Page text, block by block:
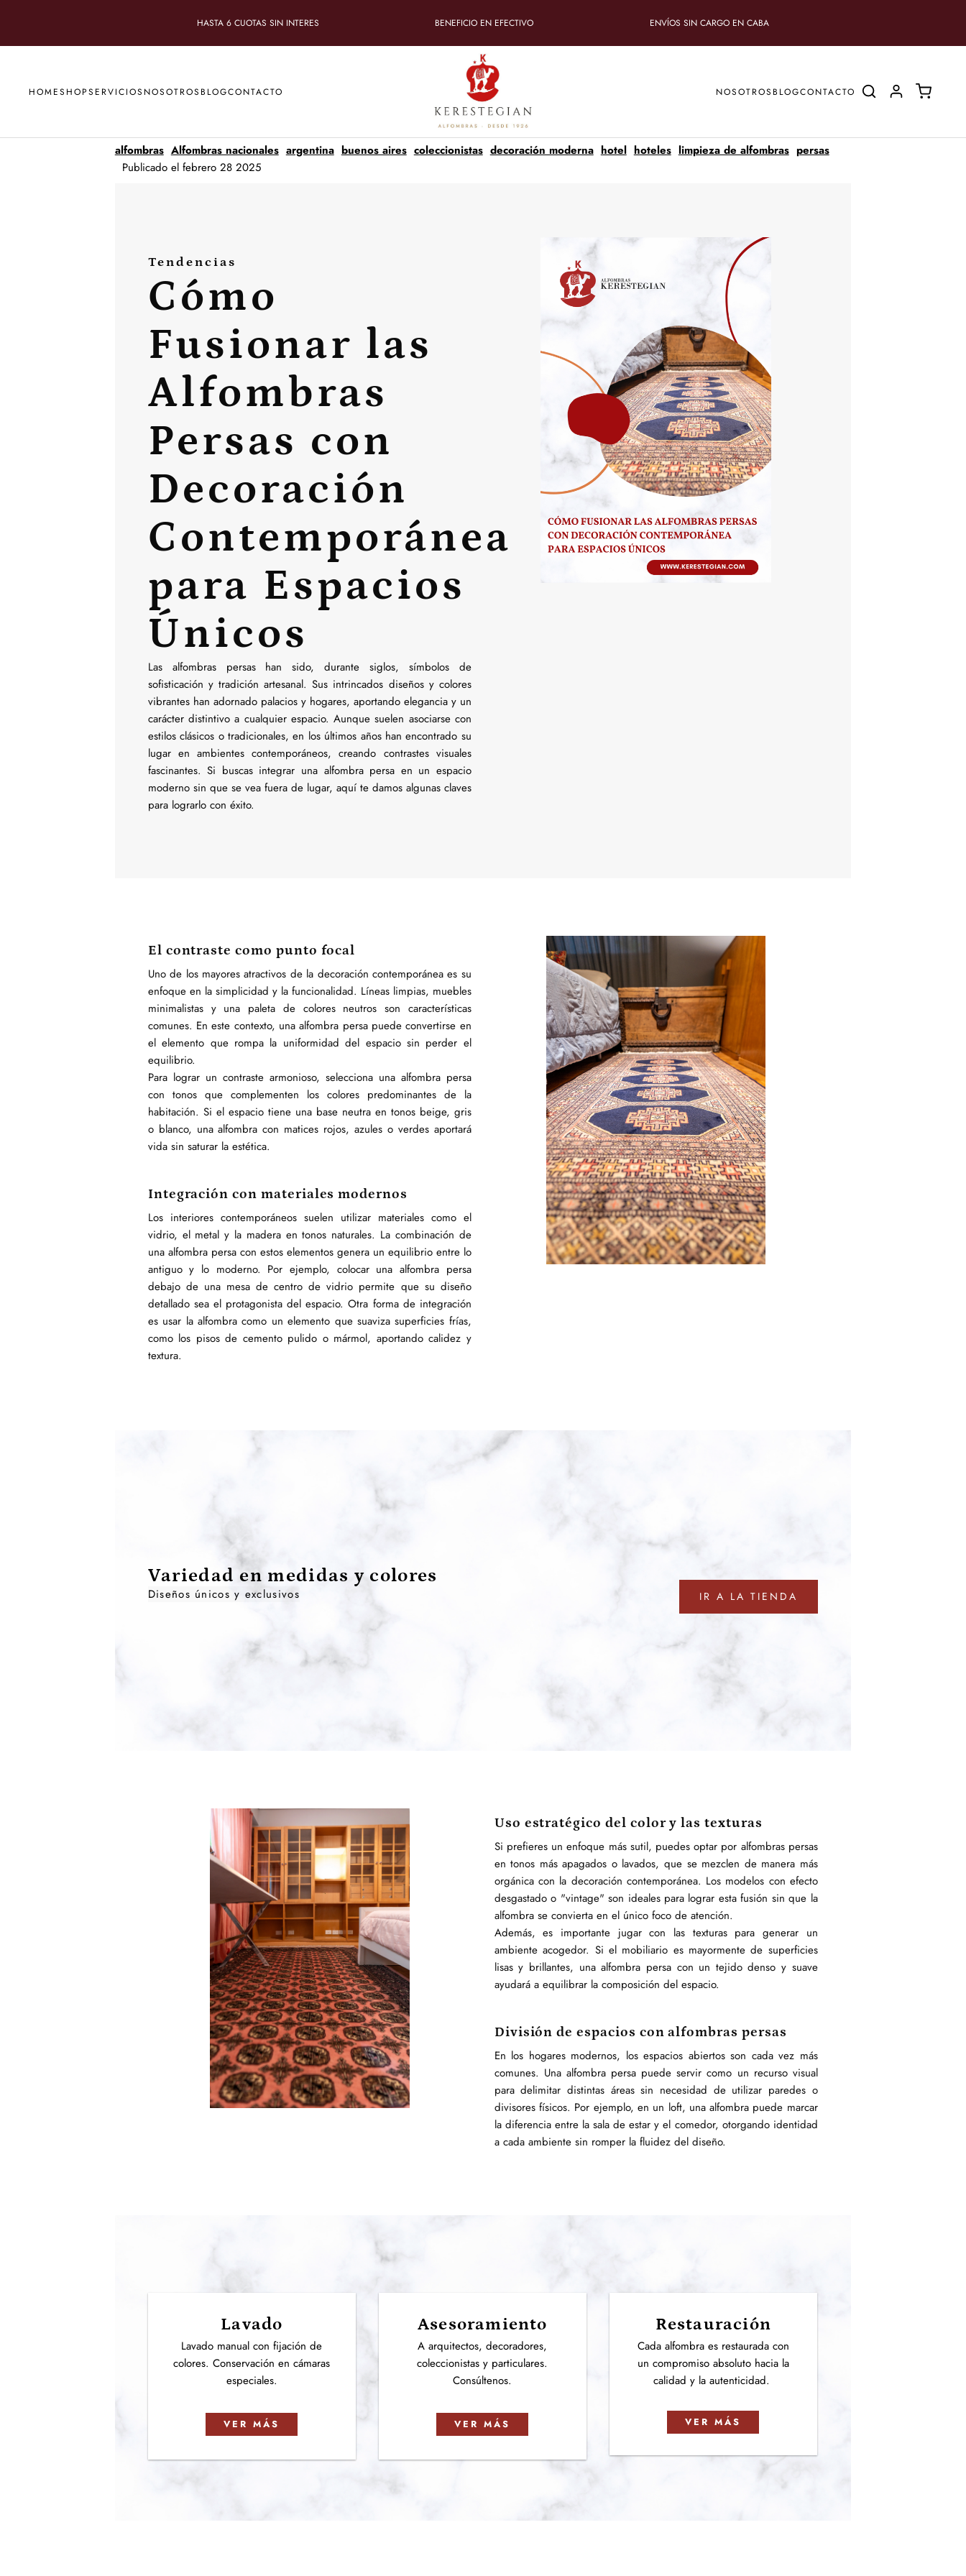
HASTA 6 CUOTAS SIN INTERES BENEFICIO EN EFECTIVO ENVÍOS SIN CARGO EN CABA
HOMESHOPSERVICIOS NOSOTROS BLOGCONTACTO NOSOTROS BLOGCONTACTO
alfombras Alfombras nacionales argentina buenos aires coleccionistas decoración moderna hotel hoteles limpieza de alfombras persas
Publicado el febrero 28 2025
Tendencias
Cómo
Fusionar las
Alfombras
Persas con
Decoración
Contemporánea
para Espacios
Únicos
Las alfombras persas han sido, durante siglos, símbolos de
sofisticación y tradición artesanal. Sus intrincados diseños y colores
vibrantes han adornado palacios y hogares, aportando elegancia y un
carácter distintivo a cualquier espacio. Aunque suelen asociarse con
estilos clásicos o tradicionales, en los últimos años han encontrado su
lugar en ambientes contemporáneos, creando contrastes visuales
fascinantes. Si buscas integrar una alfombra persa en un espacio
moderno sin que se vea fuera de lugar, aquí te damos algunas claves
para lograrlo con éxito.
El contraste como punto focal
Uno de los mayores atractivos de la decoración contemporánea es su
enfoque en la simplicidad y la funcionalidad. Líneas limpias, muebles
minimalistas y una paleta de colores neutros son características
comunes. En este contexto, una alfombra persa puede convertirse en
el elemento que rompa la uniformidad del espacio sin perder el
equilibrio.
Para lograr un contraste armonioso, selecciona una alfombra persa
con tonos que complementen los colores predominantes de la
habitación. Si el espacio tiene una base neutra en tonos beige, gris
o blanco, una alfombra con matices rojos, azules o verdes aportará
vida sin saturar la estética.
Integración con materiales modernos
Los interiores contemporáneos suelen utilizar materiales como el
vidrio, el metal y la madera en tonos naturales. La combinación de
una alfombra persa con estos elementos genera un equilibrio entre lo
antiguo y lo moderno. Por ejemplo, colocar una alfombra persa
debajo de una mesa de centro de vidrio permite que su diseño
detallado sea el protagonista del espacio. Otra forma de integración
es usar la alfombra como un elemento que suaviza superficies frías,
como los pisos de cemento pulido o mármol, aportando calidez y
textura.
IR A LA TIENDA
Variedad en medidas y colores
Diseños únicos y exclusivos
Uso estratégico del color y las texturas
Si prefieres un enfoque más sutil, puedes optar por alfombras persas
en tonos más apagados o lavados, que se mezclen de manera más
orgánica con la decoración contemporánea. Los modelos con efecto
desgastado o "vintage" son ideales para lograr esta fusión sin que la
alfombra se convierta en el único foco de atención.
Además, es importante jugar con las texturas para generar un
ambiente acogedor. Si el mobiliario es mayormente de superficies
lisas y brillantes, una alfombra persa con un tejido denso y suave
ayudará a equilibrar la composición del espacio.
División de espacios con alfombras persas
En los hogares modernos, los espacios abiertos son cada vez más
comunes. Una alfombra persa puede servir como un recurso visual
para delimitar distintas áreas sin necesidad de utilizar paredes o
divisores físicos. Por ejemplo, en un loft, una alfombra puede marcar
la diferencia entre la sala de estar y el comedor, otorgando identidad
a cada ambiente sin romper la fluidez del diseño.
Lavado
Lavado manual con fijación de
colores. Conservación en cámaras
especiales.
VER MÁS
Asesoramiento
A arquitectos, decoradores,
coleccionistas y particulares.
Consúltenos.
VER MÁS
Restauración
Cada alfombra es restaurada con
un compromiso absoluto hacia la
calidad y la autenticidad.
VER MÁS